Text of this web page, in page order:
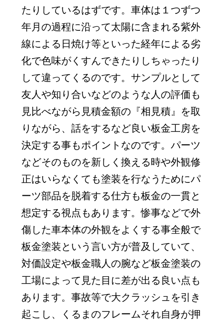
たりしているはずです。車体は１つずつ
年月の過程に沿って太陽に含まれる紫外
線による日焼け等といった経年による劣
化で色味がくすんできたりしちゃったり
して違ってくるのです。サンプルとして
友人や知り合いなどのような人の評価も
見比べながら見積金額の『相見積』を取
りながら、話をするなど良い板金工房を
決定する事もポイントなのです。パーツ
などそのものを新しく換える時や外観修
正はいらなくても塗装を行なうためにパ
ーツ部品を脱着する仕方も板金の一貫と
想定する視点もあります。惨事などで外
傷した車本体の外観をよくする事全般で
板金塗装という言い方が普及していて、
対価設定や板金職人の腕など板金塗装の
工場によって見た目に差が出る良い点も
あります。事故等で大クラッシュを引き
起こし、くるまのフレームそれ自身が押